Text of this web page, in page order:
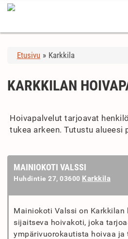
Etusivu » Karkkila
KARKKILAN
Hoivapalvelut tarjoavat
tukea arkeen. Tutustu alueesi
MAINIOKOTI VALSSI
Huhdintie 27, 03600 Karkkila
Mainiokoti Valssi on Karkkilan
sijaitseva hoivakoti, joka
ympärivuorokautista hoivaa